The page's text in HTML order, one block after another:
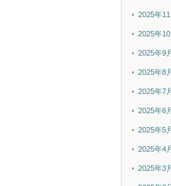
2025年11
2025年10
2025年9
2025年8
2025年7
2025年6
2025年5
2025年4
2025年3